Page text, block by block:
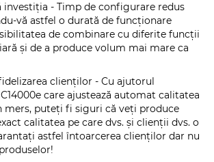
investiţia - Timp de configurare redus
vă astfel o durată de funcţionare
de combinare cu diferite funcţii
şi de a produce volum mai mare ca
clienţilor - Cu ajutorul
care ajustează automat calitatea
puteţi fi siguri că veţi produce
calitatea pe care dvs. şi clienţii dvs. o
astfel întoarcerea clienţilor dar nu